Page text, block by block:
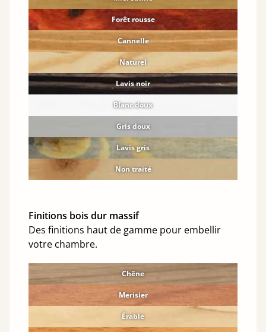
Forêt rousse
Cannelle
Naturel
Lavis noir
Blanc doux
Gris doux
Lavis gris
Non traité
Finitions bois dur massif
Des finitions haut de gamme pour embellir
votre chambre.
Chêne
Merisier
Érable